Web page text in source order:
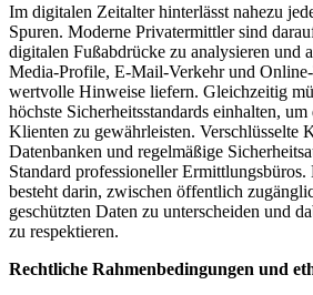
Im digitalen Zeitalter hinterlässt nahezu
Spuren. Moderne Privatermittler sind
digitalen Fußabdrücke zu analysieren und
Media-Profile, E-Mail-Verkehr und
wertvolle Hinweise liefern. Gleichzeitig
höchste Sicherheitsstandards einhalten,
Klienten zu gewährleisten. Verschlüsselte
Datenbanken und regelmäßige
Standard professioneller
besteht darin, zwischen öffentlich
geschützten Daten zu unterscheiden und
zu respektieren.
Rechtliche Rahmenbedingungen und